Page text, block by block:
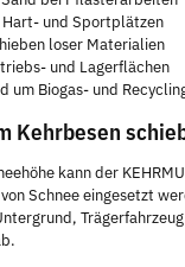
Hart- und Sportplätzen
loser Materialien
und Lagerflächen
um Biogas- und
Kehrbesen
kann der
Schnee eingesetzt